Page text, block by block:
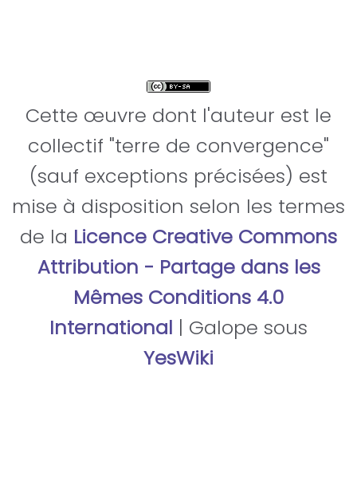
Cette œuvre dont l'auteur est le
collectif "terre de convergence"
(sauf exceptions précisées) est
mise à disposition selon les termes
de la Licence Creative Commons
Attribution - Partage dans les
Mêmes Conditions 4.0
International | Galope sous
YesWiki